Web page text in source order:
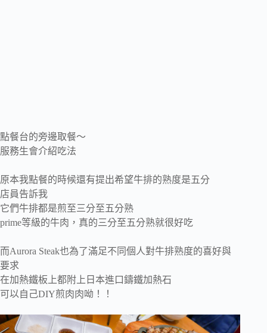
點餐台的旁邊取餐～
服務生會介紹吃法
原本我點餐的時候還有提出希望牛排的熟度是五分
店員告訴我
它們牛排都是煎至三分至五分熟
prime等級的牛肉，真的三分至五分熟就很好吃
而Aurora Steak也為了滿足不同個人對牛排熟度的喜好與
要求
在加熱鐵板上都附上日本進口鑄鐵加熱石
可以自己DIY煎肉肉呦！！